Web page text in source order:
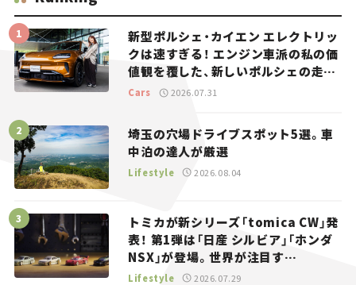
新型ポルシェ・カイエン エレクトリッ
クは速すぎる！ エンジン車派の私の価
値観を覆した、新しいポルシェの走
り。
Cars 2026.07.31
埼玉の穴場ドライブスポット5選。車
中泊の達人が厳選
Lifestyle 2026.08.04
トミカが新シリーズ「tomica CW」発
表！ 第1弾は「日産 シルビア」「ホンダ
NSX」が登場。世界が注目す
る“JDM”に焦点【クルマとホビー】
Lifestyle 2026.07.29